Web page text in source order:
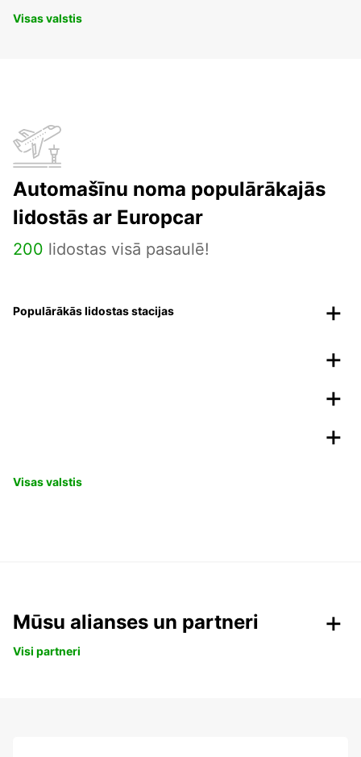
Visas valstis
Automašīnu noma populārākajās
lidostās ar Europcar
200 lidostas visā pasaulē!
Populārākās lidostas stacijas
Visas valstis
Mūsu alianses un partneri
Visi partneri